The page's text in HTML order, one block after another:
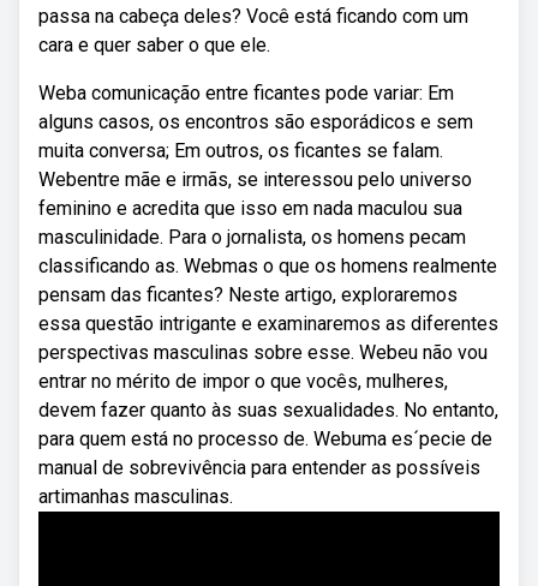
passa na cabeça deles? Você está ficando com um
cara e quer saber o que ele.
Weba comunicação entre ficantes pode variar: Em
alguns casos, os encontros são esporádicos e sem
muita conversa; Em outros, os ficantes se falam.
Webentre mãe e irmãs, se interessou pelo universo
feminino e acredita que isso em nada maculou sua
masculinidade. Para o jornalista, os homens pecam
classificando as. Webmas o que os homens realmente
pensam das ficantes? Neste artigo, exploraremos
essa questão intrigante e examinaremos as diferentes
perspectivas masculinas sobre esse. Webeu não vou
entrar no mérito de impor o que vocês, mulheres,
devem fazer quanto às suas sexualidades. No entanto,
para quem está no processo de. Webuma es´pecie de
manual de sobrevivência para entender as possíveis
artimanhas masculinas.